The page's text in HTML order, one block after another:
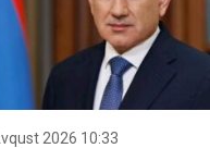
2026 10:33